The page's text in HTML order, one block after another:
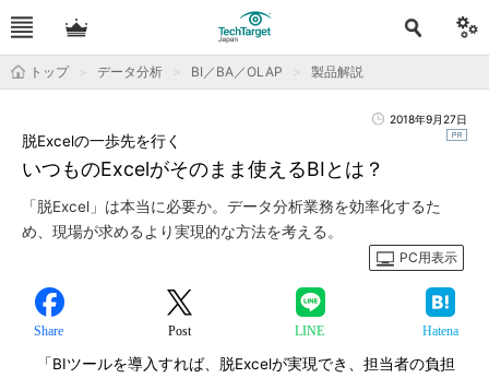
トップ データ分析 BI／BA／OLAP 製品解説
2018年9月27日
いつものExcelがそのまま使えるBIとは？
脱Excelの一歩先を行く
「脱Excel」は本当に必要か。データ分析業務を効率化するた
め、現場が求めるより実現的な方法を考える。
PC用表示
Share Post LINE Hatena
「BIツールを導入すれば、脱Excelが実現でき、担当者の負担